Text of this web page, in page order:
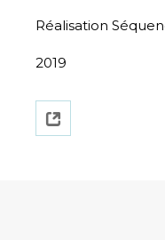
Réalisation
2019